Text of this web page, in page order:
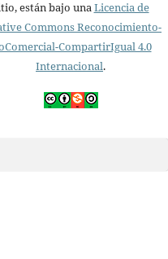
están bajo una Licencia de
Commons Reconocimiento-
CompartirIgual 4.0
Internacional.